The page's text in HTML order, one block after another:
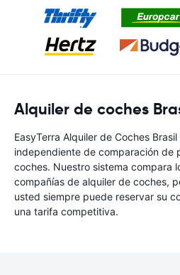
Alquiler de coches
EasyTerra Alquiler de Coches
independiente de comparación de
coches. Nuestro sistema compara
compañías de alquiler de coches,
usted siempre puede reservar su
una tarifa competitiva.